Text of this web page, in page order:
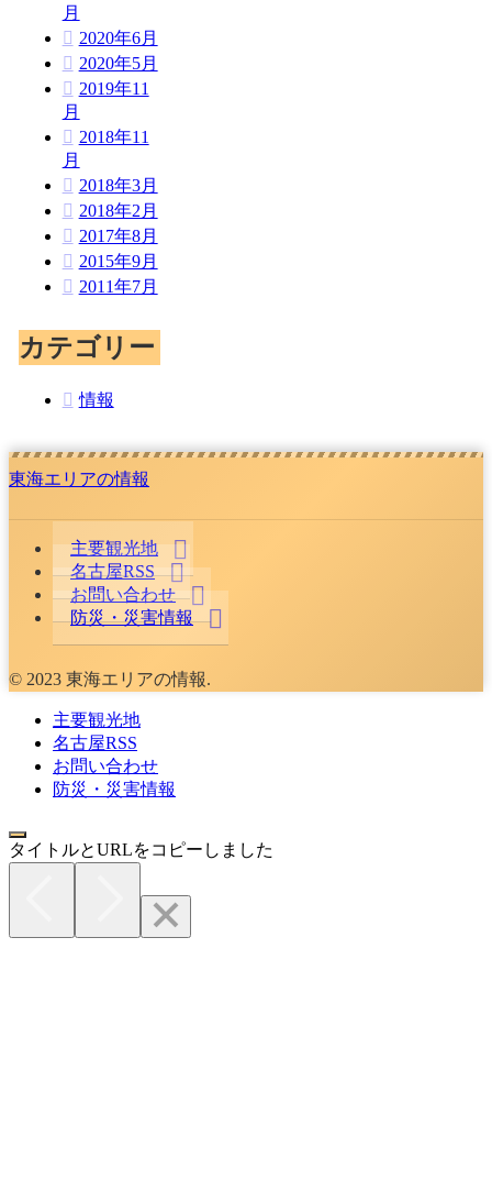
月
2020年6月
2020年5月
2019年11
月
2018年11
月
2018年3月
2018年2月
2017年8月
2015年9月
2011年7月
カテゴリー
情報
東海エリアの情報
主要観光地
名古屋RSS
お問い合わせ
防災・災害情報
© 2023 東海エリアの情報.
主要観光地
名古屋RSS
お問い合わせ
防災・災害情報
タイトルとURLをコピーしました